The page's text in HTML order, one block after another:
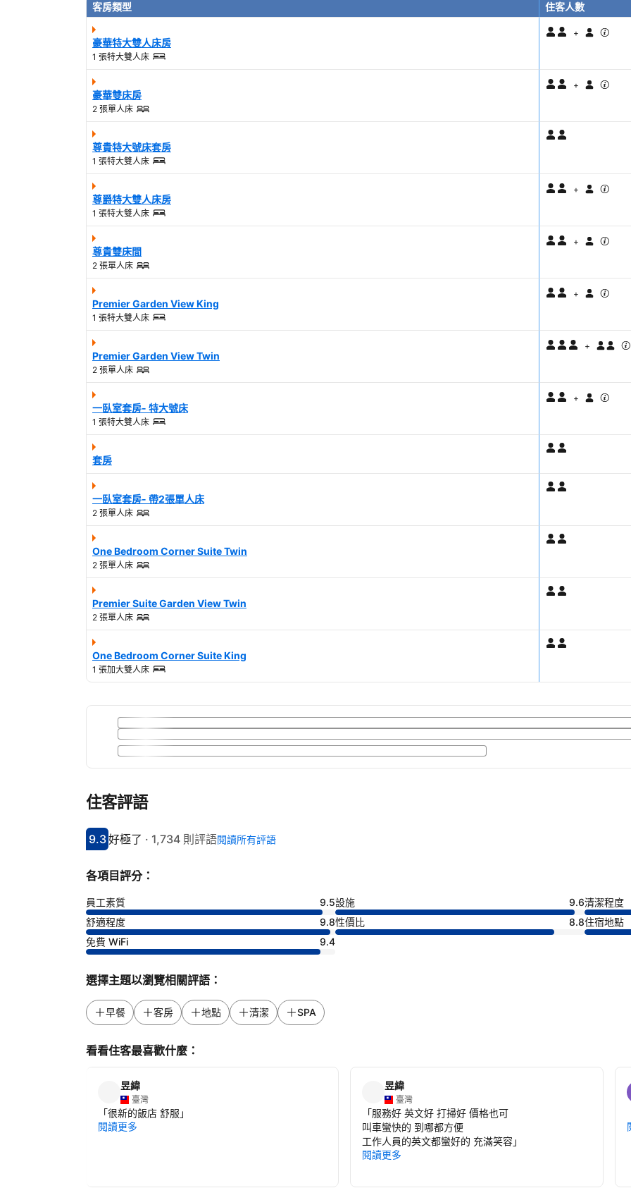
客房類型 住客人數
豪華特大雙人床房
1 張特大雙人床
+
豪華雙床房
2 張單人床
+
尊貴特大號床套房
1 張特大雙人床
尊爵特大雙人床房
1 張特大雙人床
+
尊貴雙床間
2 張單人床
+
Premier Garden View King
1 張特大雙人床
+
Premier Garden View Twin
2 張單人床
+
一臥室套房- 特大號床
1 張特大雙人床
+
套房
一臥室套房- 帶2張單人床
2 張單人床
One Bedroom Corner Suite Twin
2 張單人床
Premier Suite Garden View Twin
2 張單人床
One Bedroom Corner Suite King
1 張加大雙人床
住客評語
分數9.3分
9.3
評比好極了
好極了 · 1,734 則評語閱讀所有評語
各項目評分：
員工素質 9.5設施 9.6清潔程度
舒適程度
9.8性價比 8.8住宿地點
免費 WiFi
9.4
選擇主題以瀏覽相關評語：
早餐 客房 地點 清潔 SPA
看看住客最喜歡什麼：
昱緯
臺灣
「很新的飯店 舒服 」
閱讀更多
昱緯
臺灣
「服務好 英文好 打掃好 價格也可
叫車蠻快的 到哪都方便
工作人員的英文都蠻好的 充滿笑容」
閱讀更多